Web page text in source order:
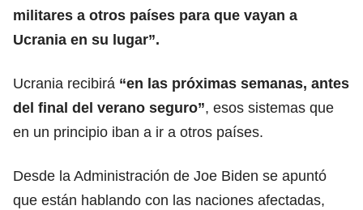
militares a otros países para que vayan a
Ucrania en su lugar”.
Ucrania recibirá “en las próximas semanas, antes
del final del verano seguro”, esos sistemas que
en un principio iban a ir a otros países.
Desde la Administración de Joe Biden se apuntó
que están hablando con las naciones afectadas,